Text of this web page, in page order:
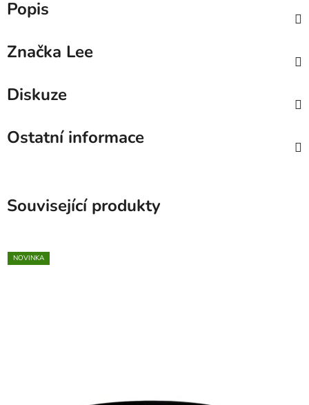
Popis
Značka Lee
Diskuze
Ostatní informace
Související produkty
NOVINKA